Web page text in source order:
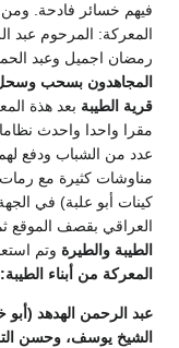
فيهم خسائر فادحة. ومن
المعركة: المرحوم عبد
رمضان اجميل وعبد
المجاهدون بسحب وسحل
قرية الطيبة بعد هذة
مقرا واحدا واحدث
عدد من الشباب ودفع
مناوشات كثيرة مع
كينات أبو علبة) في
العراقي بقصف الموقع
الطيبة والطيرة وتم
المعركة من أبناء الطيبة:
عبد الرحمن الهدهد
الشيخ يوسف، وحسن